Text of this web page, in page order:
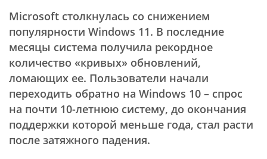
Microsoft столкнулась со снижением
популярности Windows 11. В последние
месяцы система получила рекордное
количество «кривых» обновлений,
ломающих ее. Пользователи начали
переходить обратно на Windows 10 – спрос
на почти 10-летнюю систему, до окончания
поддержки которой меньше года, стал расти
после затяжного падения.